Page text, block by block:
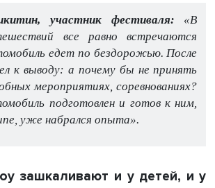
участник фестиваля: «В
все равно встречаются
едет по бездорожью. После
к выводу: а почему бы не принять
мероприятиях, соревнованиях?
подготовлен и готов к ним,
уже набрался опыта».
зашкаливают и у детей, и у